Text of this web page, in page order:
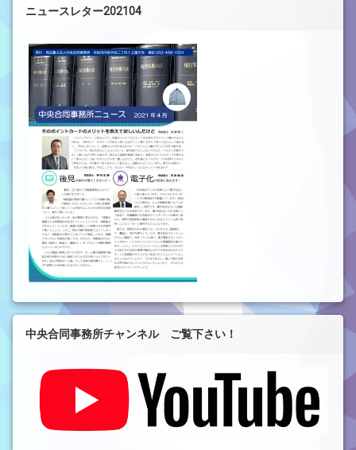
ニュースレター202104
中央合同事務所チャンネル ご覧下さい！